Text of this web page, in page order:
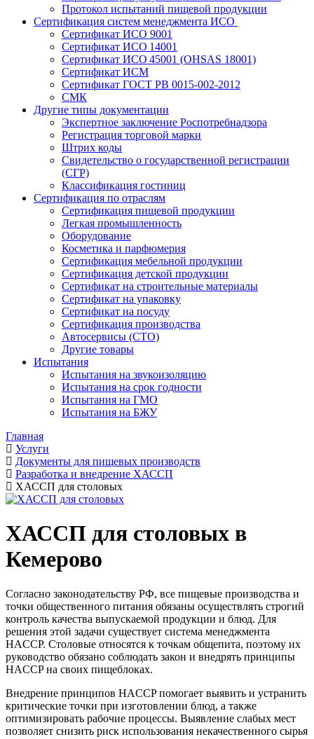
Протокол испытаний пищевой продукции
Сертификация систем менеджмента ИСО
Сертификат ИСО 9001
Сертификат ИСО 14001
Сертификат ИСО 45001 (OHSAS 18001)
Сертификат ИСМ
Сертификат ГОСТ РВ 0015-002-2012
СМК
Другие типы документации
Экспертное заключение Роспотребнадзора
Регистрация торговой марки
Штрих коды
Свидетельство о государственной регистрации
(СГР)
Классификация гостиниц
Сертификация по отраслям
Сертификация пищевой продукции
Легкая промышленность
Оборудование
Косметика и парфюмерия
Сертификация мебельной продукции
Сертификация детской продукции
Сертификат на строительные материалы
Сертификат на упаковку
Сертификат на посуду
Сертификация производства
Автосервисы (СТО)
Другие товары
Испытания
Испытания на звукоизоляцию
Испытания на срок годности
Испытания на ГМО
Испытания на БЖУ
Главная
Услуги
Документы для пищевых производств
Разработка и внедрение ХАССП
ХАССП для столовых
ХАССП для столовых в
Кемерово
Согласно законодательству РФ, все пищевые производства и
точки общественного питания обязаны осуществлять строгий
контроль качества выпускаемой продукции и блюд. Для
решения этой задачи существует система менеджмента
HACCP. Столовые относятся к точкам общепита, поэтому их
руководство обязано соблюдать закон и внедрять принципы
HACCP на своих пищеблоках.
Внедрение принципов HACCP помогает выявить и устранить
критические точки при изготовлении блюд, а также
оптимизировать рабочие процессы. Выявление слабых мест
позволяет снизить риск использования некачественного сырья